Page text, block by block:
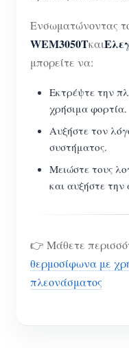
Ενσωματώνοντας
WEM3050Tκαι
μπορείτε να:
Εκτρέψτε την
χρήσιμα φορτία.
Αυξήστε τον
συστήματος.
Μειώστε τους
και αυξήστε την
👉 Μάθετε
θερμοσίφωνα με
πλεονάσματος